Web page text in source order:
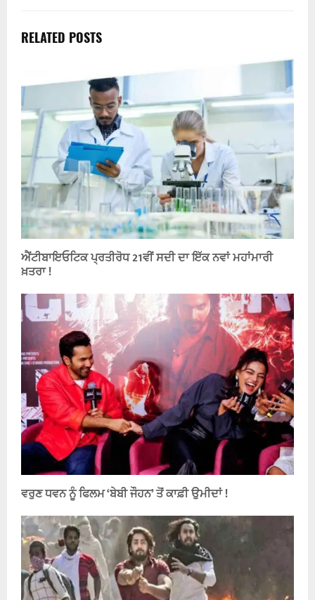
RELATED POSTS
ਐਂਟੀਬਾਇਓਟਿਕ ਪ੍ਰਤੀਰੋਧ 21ਵੀਂ ਸਦੀ ਦਾ ਇੱਕ ਨਵਾਂ ਮਹਾਂਮਾਰੀ
ਖ਼ਤਰਾ !
ਵਰੁਣ ਧਵਨ ਨੂੰ ਫਿਲਮ ‘ਬੇਬੀ ਜੌਹਨ’ ਤੋਂ ਕਾਫ਼ੀ ਉਮੀਦਾਂ !